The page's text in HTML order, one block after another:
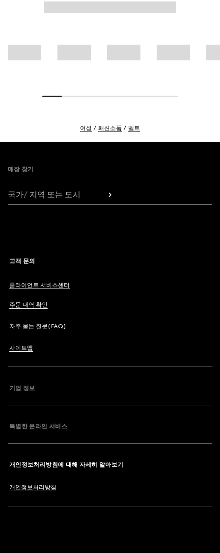
여성 패션소품 벨트
매장 찾기
국가/ 지역 또는 도시
고객 문의
클라이언트 서비스센터
주문 내역 확인
자주 묻는 질문(FAQ)
사이트맵
기업 정보
특별한 온라인 서비스
개인정보처리방침에 대해 자세히 알아보기
개인정보처리방침